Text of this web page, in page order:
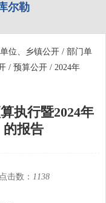
尔勒
位、乡镇公开 / 部门单
/ 预算公开 / 2024年
执行暨2024年
的报告
点击数： 1138